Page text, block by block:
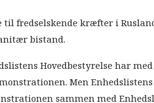
til fredselskende kræfter i
bistand.
Hovedbestyrelse har
Men
sammen med